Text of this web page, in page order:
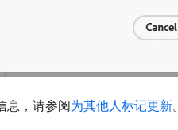
息，请参阅为其他人标记更新。